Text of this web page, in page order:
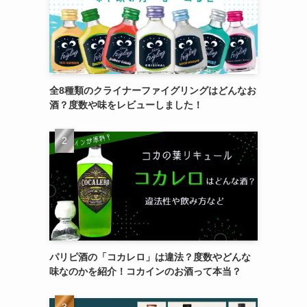
全8種類のクライナーファイグリングはどんなお
酒？度数や味をレビューしました！
パリピ酒の「コカレロ」は違法？度数やどんな
味なのかを紹介！コカインのお酒って本当？